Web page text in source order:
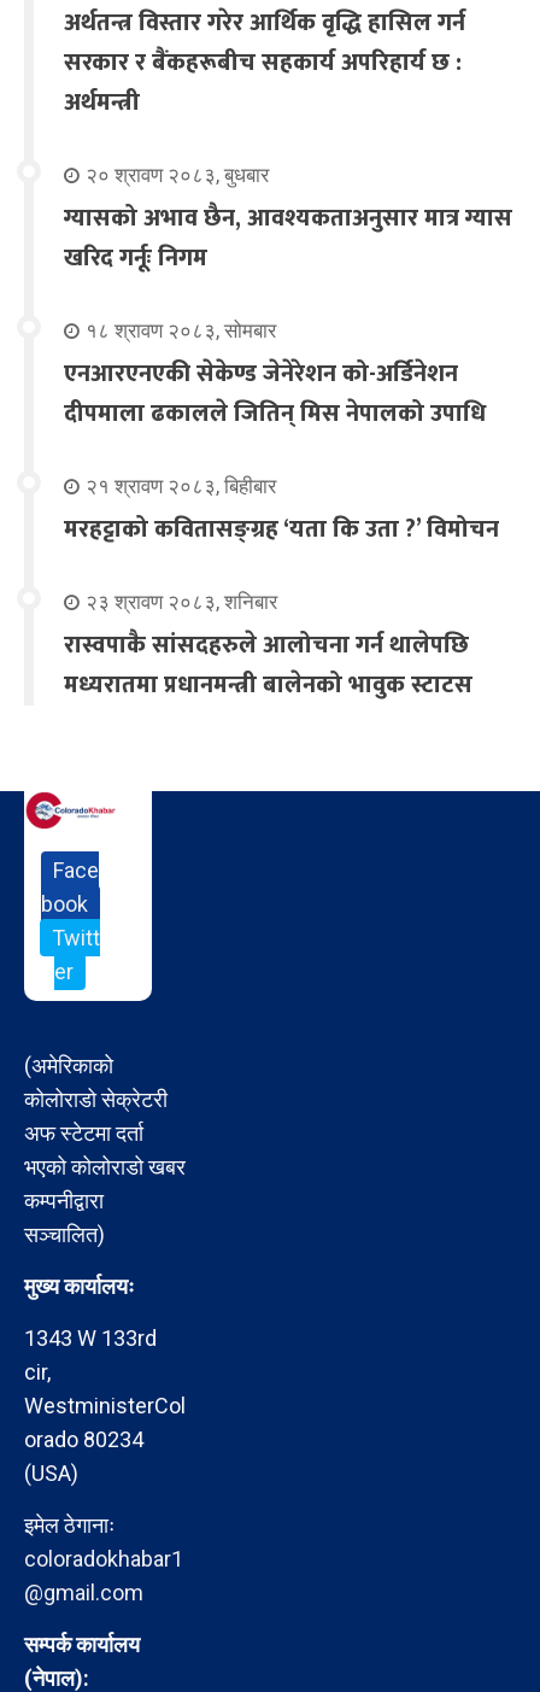
अर्थतन्त्र विस्तार गरेर आर्थिक वृद्धि हासिल गर्न
सरकार र बैंकहरूबीच सहकार्य अपरिहार्य छ :
अर्थमन्त्री
२० श्रावण २०८३, बुधबार
ग्यासको अभाव छैन, आवश्यकताअनुसार मात्र ग्यास
खरिद गर्नूः निगम
१८ श्रावण २०८३, सोमबार
एनआरएनएकी सेकेण्ड जेनेरेशन को-अर्डिनेशन
दीपमाला ढकालले जितिन् मिस नेपालको उपाधि
२१ श्रावण २०८३, बिहीबार
मरहट्टाको कवितासङ्ग्रह ‘यता कि उता ?’ विमोचन
२३ श्रावण २०८३, शनिबार
रास्वपाकै सांसदहरुले आलोचना गर्न थालेपछि
मध्यरातमा प्रधानमन्त्री बालेनको भावुक स्टाटस
Face
book
Twitt
er
(अमेरिकाको
कोलोराडो सेक्रेटरी
अफ स्टेटमा दर्ता
भएको कोलोराडो खबर
कम्पनीद्वारा
सञ्चालित)
मुख्य कार्यालयः
1343 W 133rd
cir,
WestministerCol
orado 80234
(USA)
इमेल ठेगानाः
coloradokhabar1
@gmail.com
सम्पर्क कार्यालय
(नेपाल):